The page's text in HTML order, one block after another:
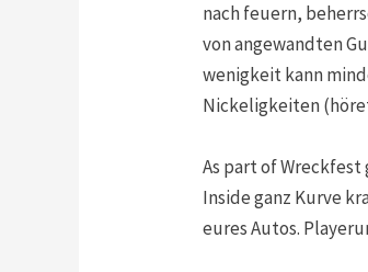
nach feuern,
von angewandten
wenigkeit kann
Nickeligkeiten
As part of
Inside ganz Kurve
eures Autos.